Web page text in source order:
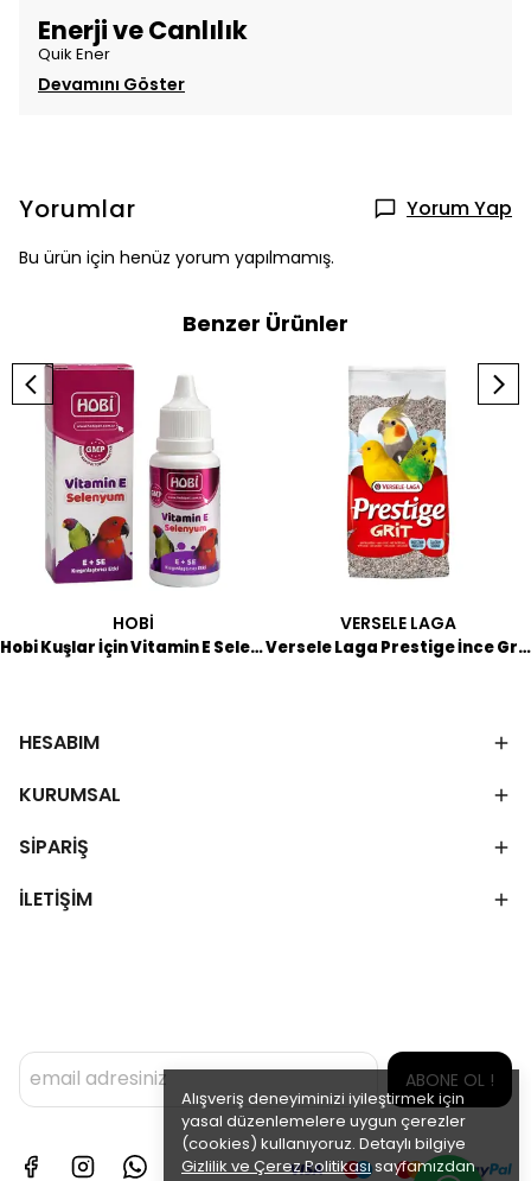
Alışveriş deneyiminizi iyileştirmek için
yasal düzenlemelere uygun çerezler
(cookies) kullanıyoruz. Detaylı bilgiye
Gizlilik ve Çerez Politikasısayfamızdan
Enerji ve Canlılık
Quik Ener
Devamını Göster
Yorumlar Yorum Yap
Bu ürün için henüz yorum yapılmamış.
Benzer Ürünler
HOBİ
Hobi Kuşlar İçin Vitamin E Selenyum 30 ML
VERSELE LAGA
Versele Laga Prestige İnce Grit 2,5 KG
HESABIM
KURUMSAL
SİPARİŞ
İLETİŞİM
ABONE OL !